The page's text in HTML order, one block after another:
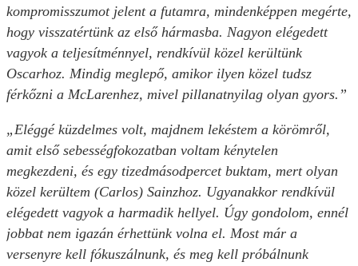
kompromisszumot jelent a futamra, mindenképpen megérte,
hogy visszatértünk az első hármasba. Nagyon elégedett
vagyok a teljesítménnyel, rendkívül közel kerültünk
Oscarhoz. Mindig meglepő, amikor ilyen közel tudsz
férkőzni a McLarenhez, mivel pillanatnyilag olyan gyors.”
„Eléggé küzdelmes volt, majdnem lekéstem a körömről,
amit első sebességfokozatban voltam kénytelen
megkezdeni, és egy tizedmásodpercet buktam, mert olyan
közel kerültem (Carlos) Sainzhoz. Ugyanakkor rendkívül
elégedett vagyok a harmadik hellyel. Úgy gondolom, ennél
jobbat nem igazán érhettünk volna el. Most már a
versenyre kell fókuszálnunk, és meg kell próbálnunk